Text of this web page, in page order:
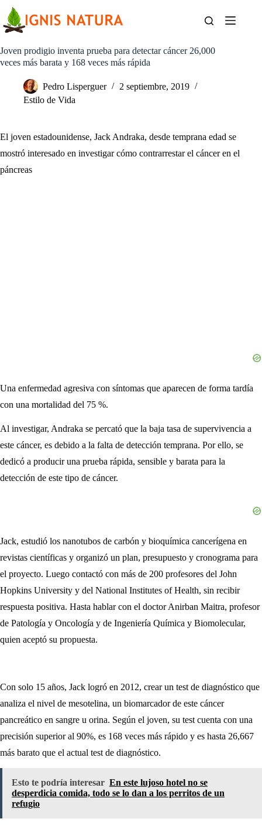
contenido
Joven prodigio inventa prueba para detectar cáncer 26,000
veces más barata y 168 veces más rápida
Pedro Lisperguer
2 septiembre, 2019
Estilo de Vida
El joven estadounidense, Jack Andraka, desde temprana edad se
mostró interesado en investigar cómo contrarrestar el cáncer en el
páncreas
Una enfermedad agresiva con síntomas que aparecen de forma tardía
con una mortalidad del 75 %.
Al investigar, Andraka se percató que la baja tasa de supervivencia a
este cáncer, es debido a la falta de detección temprana. Por ello, se
dedicó a producir una prueba rápida, sensible y barata para la
detección de este tipo de cáncer.
Jack, estudió los nanotubos de carbón y bioquímica cancerígena en
revistas científicas y organizó un plan, presupuesto y cronograma para
el proyecto. Luego contactó con más de 200 profesores del John
Hopkins University y del National Institutes of Health, sin recibir
respuesta positiva. Hasta hablar con el doctor Anirban Maitra, profesor
de Patología y Oncología y de Ingeniería Química y Biomolecular,
quien aceptó su propuesta.
Con solo 15 años, Jack logró en 2012, crear un test de diagnóstico que
analiza el nivel de mesotelina, un biomarcador de este cáncer
pancreático en sangre u orina. Según el joven, su test cuenta con una
precisión superior al 90%, es 168 veces más rápido y es hasta 26,667
más barato que el actual test de diagnóstico.
Esto te podría interesar En este lujoso hotel no se
desperdicia comida, todo se lo dan a los perritos de un
refugio